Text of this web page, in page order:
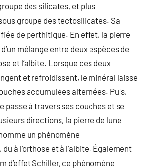
des silicates, et plus
groupe des tectosilicates. Sa
de perthitique. En effet, la pierre
mélange entre deux espèces de
et l’albite. Lorsque ces deux
et refroidissent, le minéral laisse
accumulées alternées. Puis,
passe à travers ses couches et se
directions, la pierre de lune
un phénomène
du à l’orthose et à l’albite. Également
d’effet Schiller, ce phénomène